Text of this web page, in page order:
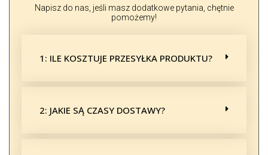
Napisz do nas, jeśli masz dodatkowe pytania, chętnie
pomożemy!
1: ILE KOSZTUJE PRZESYŁKA PRODUKTU?
2: JAKIE SĄ CZASY DOSTAWY?